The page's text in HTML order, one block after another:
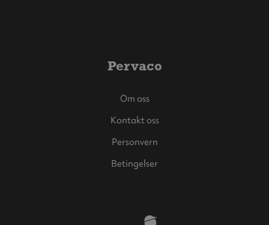
Pervaco
Om oss
Kontakt oss
Personvern
Betingelser